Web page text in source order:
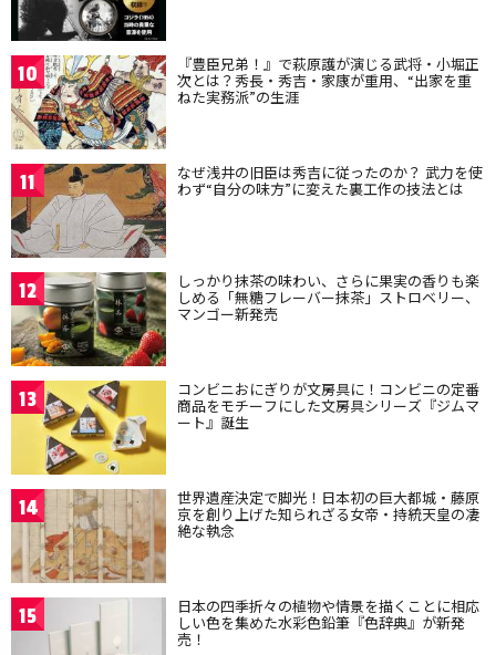
10 『豊臣兄弟！』で萩原護が演じる武将・小堀正
次とは？秀長・秀吉・家康が重用、“出家を重
ねた実務派”の生涯
11 なぜ浅井の旧臣は秀吉に従ったのか？ 武力を使
わず“自分の味方”に変えた裏工作の技法とは
12 しっかり抹茶の味わい、さらに果実の香りも楽
しめる「無糖フレーバー抹茶」ストロベリー、
マンゴー新発売
13 コンビニおにぎりが文房具に！コンビニの定番
商品をモチーフにした文房具シリーズ『ジムマ
ート』誕生
14 世界遺産決定で脚光！日本初の巨大都城・藤原
京を創り上げた知られざる女帝・持統天皇の凄
絶な執念
15 日本の四季折々の植物や情景を描くことに相応
しい色を集めた水彩色鉛筆『色辞典』が新発
売！